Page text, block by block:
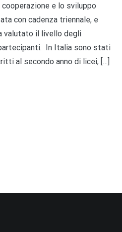
cooperazione e lo sviluppo
con cadenza triennale, e
valutato il livello degli
In Italia sono stati
al secondo anno di licei, […]